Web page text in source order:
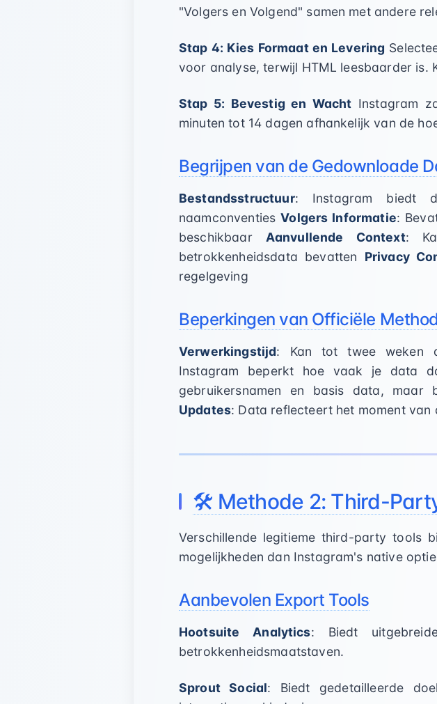
"Volgers en Volgend" samen met andere
Stap 4: Kies Formaat en Levering
voor analyse, terwijl HTML leesbaarder is.
Stap 5: Bevestig en Wacht Instagram
minuten tot 14 dagen afhankelijk van de
Begrijpen van de Gedownloade
Bestandsstructuur: Instagram biedt
naamconventiesVolgers Informatie:
beschikbaar Aanvullende Context:
betrokkenheidsdata bevatten Privacy
regelgeving
Beperkingen van Officiële
Verwerkingstijd: Kan tot twee weken
Instagram beperkt hoe vaak je data
gebruikersnamen en basis data, maar
Updates: Data reflecteert het moment
🛠️ Methode 2: Third-
Verschillende legitieme third-party tools
mogelijkheden dan Instagram's native
Aanbevolen Export Tools
Hootsuite Analytics: Biedt
betrokkenheidsmaatstaven.
Sprout Social: Biedt gedetailleerde